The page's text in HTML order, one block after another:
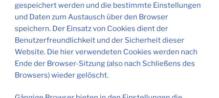
gespeichert werden und die bestimmte Einstellungen
und Daten zum Austausch über den Browser
speichern. Der Einsatz von Cookies dient der
Benutzerfreundlichkeit und der Sicherheit dieser
Website. Die hier verwendeten Cookies werden nach
Ende der Browser-Sitzung (also nach Schließens des
Browsers) wieder gelöscht.